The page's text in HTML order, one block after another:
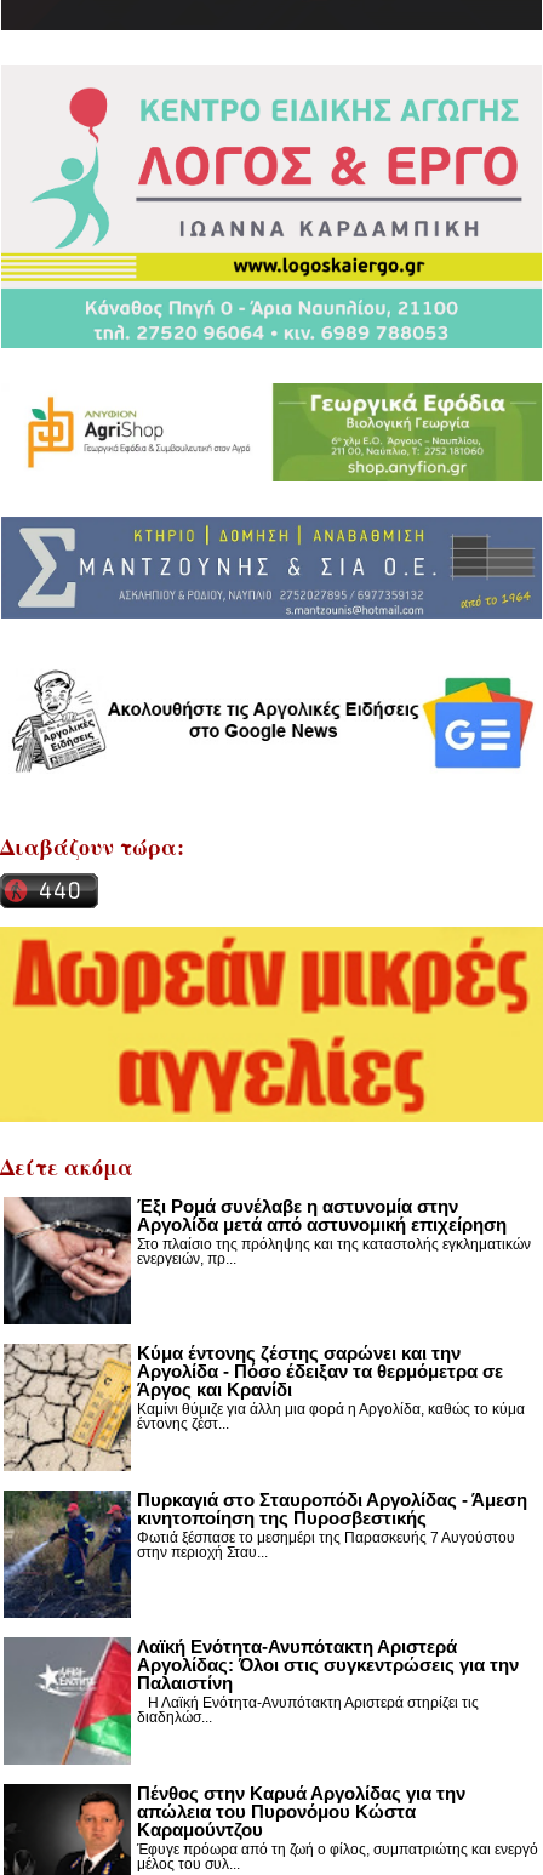
Διαβάζουν τώρα:
Δείτε ακόμα
Έξι Ρομά συνέλαβε η αστυνομία στην
Αργολίδα μετά από αστυνομική επιχείρηση
Στο πλαίσιο της πρόληψης και της καταστολής εγκληματικών
ενεργειών, πρ...
Κύμα έντονης ζέστης σαρώνει και την
Αργολίδα - Πόσο έδειξαν τα θερμόμετρα σε
Άργος και Κρανίδι
Καμίνι θύμιζε για άλλη μια φορά η Αργολίδα, καθώς το κύμα
έντονης ζέστ...
Πυρκαγιά στο Σταυροπόδι Αργολίδας - Άμεση
κινητοποίηση της Πυροσβεστικής
Φωτιά ξέσπασε το μεσημέρι της Παρασκευής 7 Αυγούστου
στην περιοχή Σταυ...
Λαϊκή Ενότητα-Ανυπότακτη Αριστερά
Αργολίδας: Όλοι στις συγκεντρώσεις για την
Παλαιστίνη
Η Λαϊκή Ενότητα-Ανυπότακτη Αριστερά στηρίζει τις
διαδηλώσ...
Πένθος στην Καρυά Αργολίδας για την
απώλεια του Πυρονόμου Κώστα
Καραμούντζου
Έφυγε πρόωρα από τη ζωή ο φίλος, συμπατριώτης και ενεργό
μέλος του συλ...